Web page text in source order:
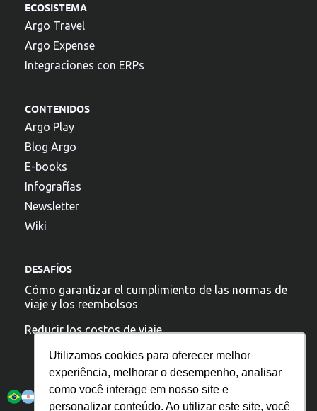
Utilizamos cookies para oferecer melhor
experiência, melhorar o desempenho, analisar
como você interage em nosso site e
personalizar conteúdo. Ao utilizar este site, você
ECOSISTEMA
Argo Travel
Argo Expense
Integraciones con ERPs
CONTENIDOS
Argo Play
Blog Argo
E-books
Infografías
Newsletter
Wiki
DESAFÍOS
Cómo garantizar el cumplimiento de las normas de
viaje y los reembolsos
Reducir los costos de viaje